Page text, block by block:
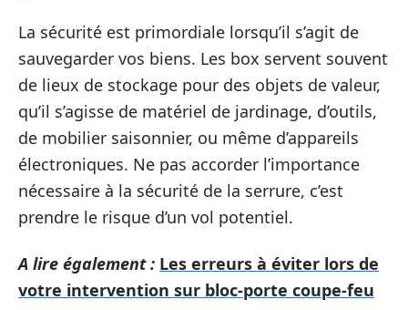
La sécurité est primordiale lorsqu’il s’agit de
sauvegarder vos biens. Les box servent souvent
de lieux de stockage pour des objets de valeur,
qu’il s’agisse de matériel de jardinage, d’outils,
de mobilier saisonnier, ou même d’appareils
électroniques. Ne pas accorder l’importance
nécessaire à la sécurité de la serrure, c’est
prendre le risque d’un vol potentiel.
A lire également : Les erreurs à éviter lors de
votre intervention sur bloc-porte coupe-feu